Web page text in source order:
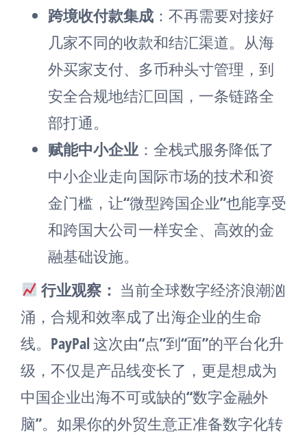
跨境收付款集成 ：不再需要对接好
几家不同的收款和结汇渠道。从海
外买家支付、多币种头寸管理，到
安全合规地结汇回国，一条链路全
部打通。
赋能中小企业 ：全栈式服务降低了
中小企业走向国际市场的技术和资
金门槛，让“微型跨国企业”也能享受
和跨国大公司一样安全、高效的金
融基础设施。
行业观察： 当前全球数字经济浪潮汹
涌，合规和效率成了出海企业的生命
线。PayPal 这次由“点”到“面”的平台化升
级，不仅是产品线变长了，更是想成为
中国企业出海不可或缺的“数字金融外
脑”。如果你的外贸生意正准备数字化转